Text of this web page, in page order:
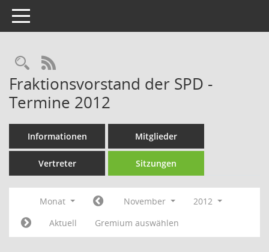
Toggle navigation
Rechercheauswahl
RSS-Feed
Fraktionsvorstand der SPD -
Termine 2012
Informationen Mitglieder
Vertreter Sitzungen
Monat November
2012
Aktuell
Gremium auswählen